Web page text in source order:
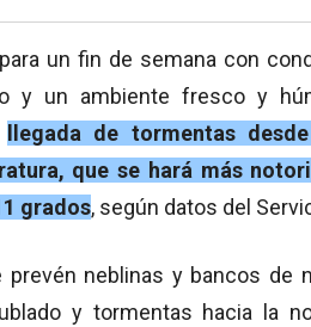
un fin de semana con
y un ambiente fresco y
llegada de tormentas
que se hará más
grados, según datos del
prevén neblinas y bancos de
y tormentas hacia la